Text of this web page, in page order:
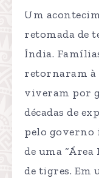
Um
retomada de
Índia.
retornaram à
viveram por
décadas de
pelo governo
de uma
de tigres. Em